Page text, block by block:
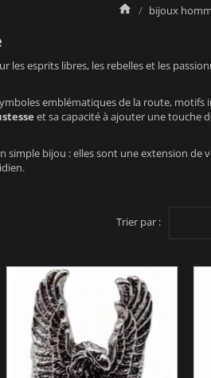
bijoux
les esprits libres, les rebelles et les
emblématiques de la route, motifs
et sa capacité à ajouter une touche
bijou : elles sont une extension de
Trier par :